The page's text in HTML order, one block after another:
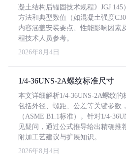
凝土结构后锚固技术规程》JGJ
方法和典型数值（如混凝土强度
内容涵盖安装要点、性能影响因素
程技术人员参考。
2026年8月4日
1/4-36UNS-2A螺纹标准尺寸
本文详细解析1/4-36UNS-2A螺纹的
包括外径、螺距、公差等关键参数
（ASME B1.1标准）。针对1/4-
见疑问，通过公式推导给出精确推
附加工艺建议与扩展知识。
2026年8月4日